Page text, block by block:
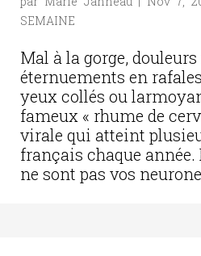
SEMAINE
Mal à la gorge, douleurs
éternuements en
yeux collés ou
fameux « rhume de
virale qui atteint
français chaque année.
ne sont pas vos